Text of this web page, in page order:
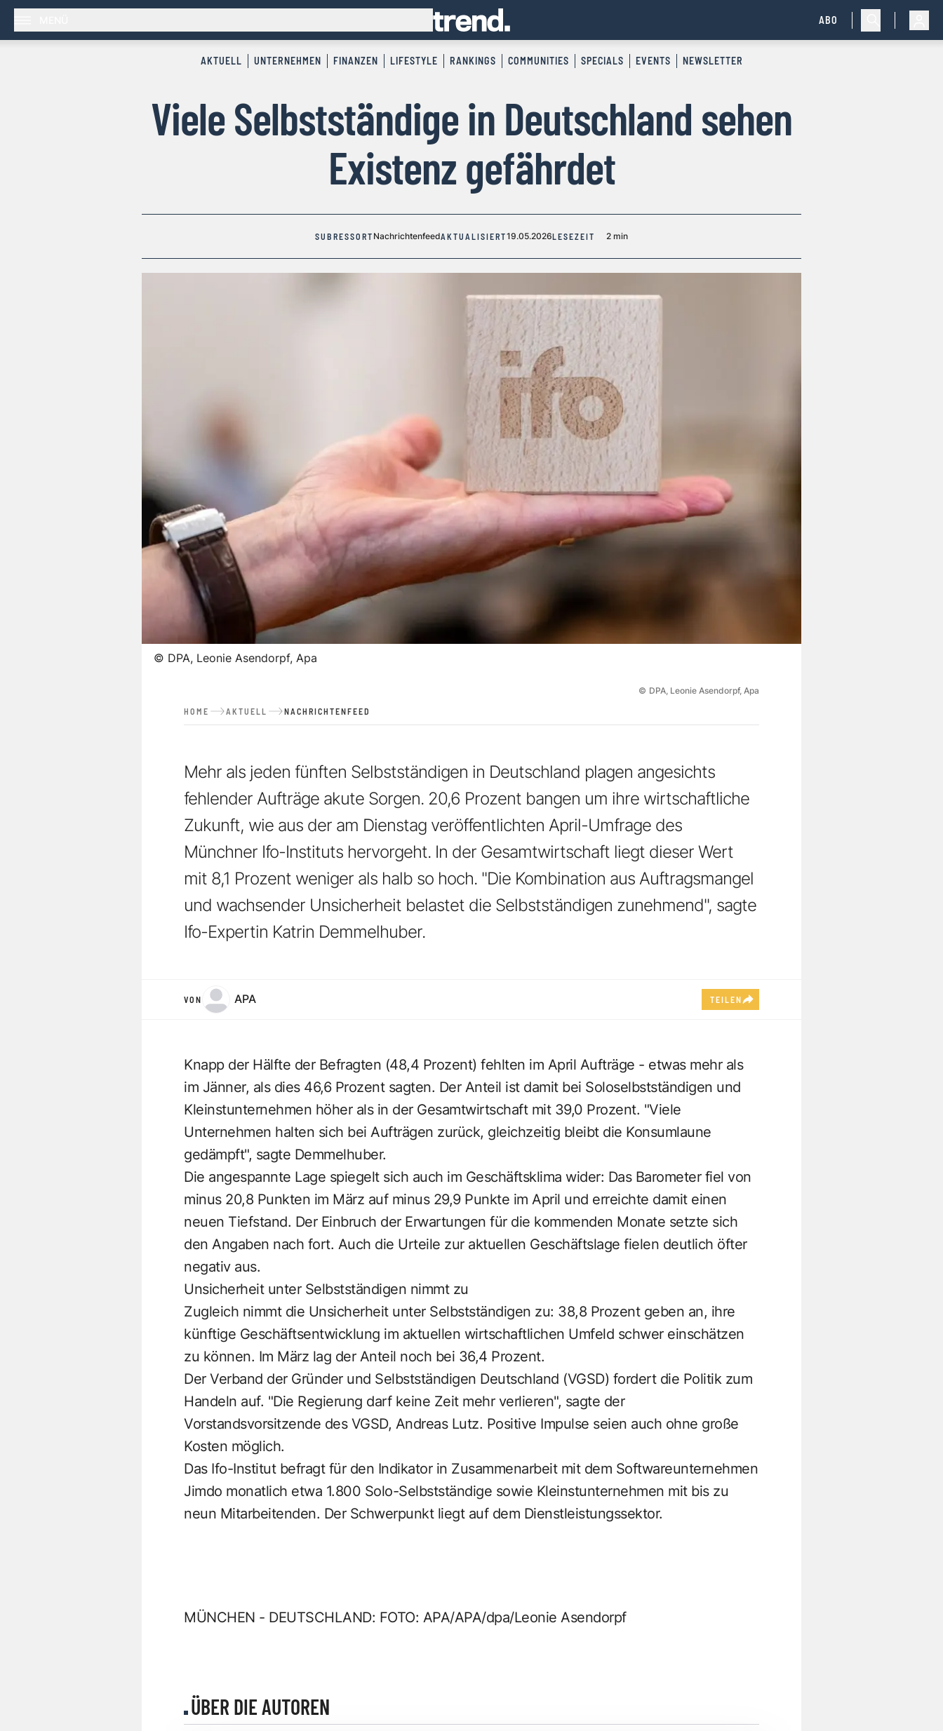
ABO
AKTUELL UNTERNEHMEN FINANZEN LIFESTYLE RANKINGS COMMUNITIES SPECIALS EVENTS NEWSLETTER
Viele Selbstständige in Deutschland sehen
Existenz gefährdet
SUBRESSORT NachrichtenfeedAKTUALISIERT19.05.2026LESEZEIT 2 min
© DPA, Leonie Asendorpf, Apa
© DPA, Leonie Asendorpf, Apa
HOME AKTUELL NACHRICHTENFEED
Mehr als jeden fünften Selbstständigen in Deutschland plagen angesichts
fehlender Aufträge akute Sorgen. 20,6 Prozent bangen um ihre wirtschaftliche
Zukunft, wie aus der am Dienstag veröffentlichten April-Umfrage des
Münchner Ifo-Instituts hervorgeht. In der Gesamtwirtschaft liegt dieser Wert
mit 8,1 Prozent weniger als halb so hoch. "Die Kombination aus Auftragsmangel
und wachsender Unsicherheit belastet die Selbstständigen zunehmend", sagte
Ifo-Expertin Katrin Demmelhuber.
VON APA TEILEN
Knapp der Hälfte der Befragten (48,4 Prozent) fehlten im April Aufträge - etwas mehr als
im Jänner, als dies 46,6 Prozent sagten. Der Anteil ist damit bei Soloselbstständigen und
Kleinstunternehmen höher als in der Gesamtwirtschaft mit 39,0 Prozent. "Viele
Unternehmen halten sich bei Aufträgen zurück, gleichzeitig bleibt die Konsumlaune
gedämpft", sagte Demmelhuber.
Die angespannte Lage spiegelt sich auch im Geschäftsklima wider: Das Barometer fiel von
minus 20,8 Punkten im März auf minus 29,9 Punkte im April und erreichte damit einen
neuen Tiefstand. Der Einbruch der Erwartungen für die kommenden Monate setzte sich
den Angaben nach fort. Auch die Urteile zur aktuellen Geschäftslage fielen deutlich öfter
negativ aus.
Unsicherheit unter Selbstständigen nimmt zu
Zugleich nimmt die Unsicherheit unter Selbstständigen zu: 38,8 Prozent geben an, ihre
künftige Geschäftsentwicklung im aktuellen wirtschaftlichen Umfeld schwer einschätzen
zu können. Im März lag der Anteil noch bei 36,4 Prozent.
Der Verband der Gründer und Selbstständigen Deutschland (VGSD) fordert die Politik zum
Handeln auf. "Die Regierung darf keine Zeit mehr verlieren", sagte der
Vorstandsvorsitzende des VGSD, Andreas Lutz. Positive Impulse seien auch ohne große
Kosten möglich.
Das Ifo-Institut befragt für den Indikator in Zusammenarbeit mit dem Softwareunternehmen
Jimdo monatlich etwa 1.800 Solo-Selbstständige sowie Kleinstunternehmen mit bis zu
neun Mitarbeitenden. Der Schwerpunkt liegt auf dem Dienstleistungssektor.
MÜNCHEN - DEUTSCHLAND: FOTO: APA/APA/dpa/Leonie Asendorpf
ÜBER DIE AUTOREN